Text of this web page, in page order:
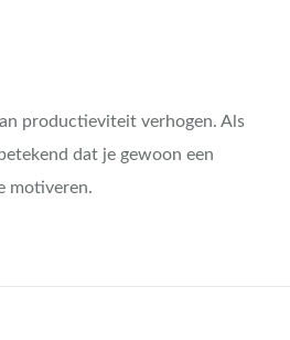
productieviteit verhogen. Als
dat je gewoon een
motiveren.